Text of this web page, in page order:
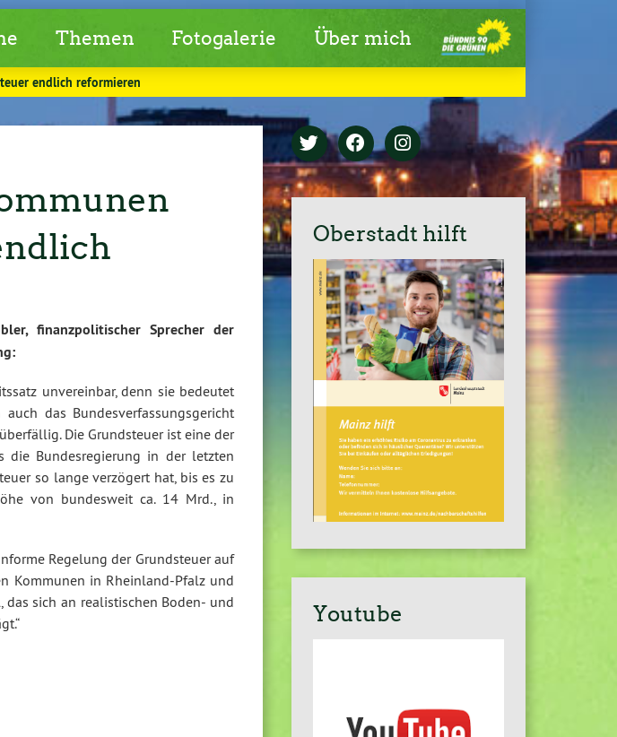
Themen Fotogalerie Über mich
endlich reformieren
finanzpolitischer Sprecher der
unvereinbar, denn sie bedeutet
das Bundesverfassungsgericht
Die Grundsteuer ist eine der
die Bundesregierung in der letzten
so lange verzögert hat, bis es zu
von bundesweit ca. 14 Mrd., in
Regelung der Grundsteuer auf
Kommunen in Rheinland-Pfalz und
sich an realistischen Boden- und
Oberstadt hilft
Youtube